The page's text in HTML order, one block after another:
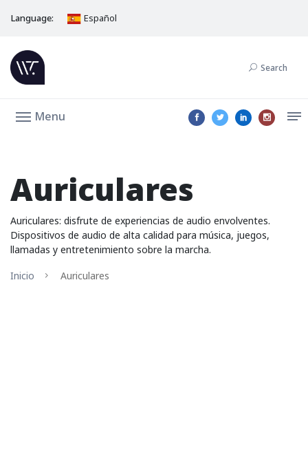
Language: Español
Search
Menu
Auriculares
Auriculares: disfrute de experiencias de audio envolventes.
Dispositivos de audio de alta calidad para música, juegos,
llamadas y entretenimiento sobre la marcha.
Inicio
Auriculares